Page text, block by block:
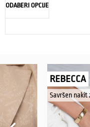
ODABERI OPCIJE
REBECCA
Savršen nakit